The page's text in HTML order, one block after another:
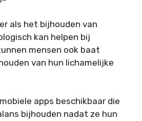
als het bijhouden van
kan helpen bij
mensen ook baat
van hun lichamelijke
apps beschikbaar die
bijhouden nadat ze hun